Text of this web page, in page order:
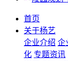
首页
关于杨艺
企业介绍 企
化 专题资讯